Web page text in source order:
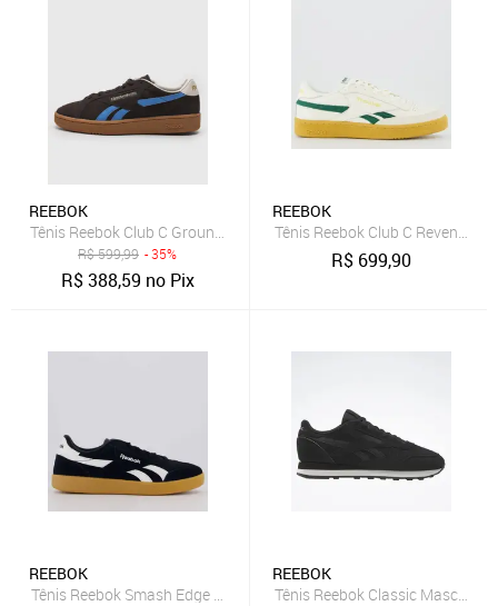
REEBOK
Tênis Reebok Club C Grounds Uk Marrom
R$599,99 - 35%
R$388,59 no Pix
REEBOK
Tênis Reebok Club C Revenge
R$ 699,90
REEBOK
Tênis Reebok Smash Edge Preto e Branco
REEBOK
Tênis Reebok Classic